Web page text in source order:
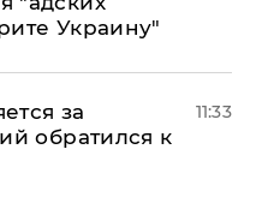
Украину"
за
обратился к
11:33